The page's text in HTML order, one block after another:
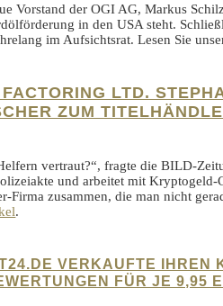
Vorstand der OGI AG, Markus
in den USA steht.
im Aufsichtsrat. Lesen Sie
LTD.
ZUM
vertraut?“, fragte die BILD-
und arbeitet mit Kryptogeld-
Firma zusammen, die man nicht
.
VERKAUFTE IHREN
FÜR JE 9,95